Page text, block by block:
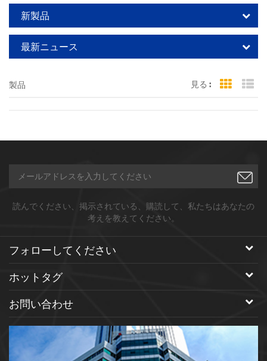
新製品
最新ニュース
製品 見る : Grid
読んでください、掲示されている、購読して、私たちはあなたの
考えを教えてください。
フォローしてください
ホットタグ
お問い合わせ